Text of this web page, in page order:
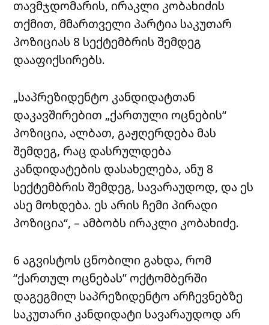
თავმჯდომარის, ირაკლი კობახიძის
თქმით, მმართველი პარტია საკუთარ
პოზიციას 8 სექტემბრის შემდეგ
დააფიქსირებს.
„საპრეზიდენტო კანდიდატთან
დაკავშირები​თ „ქართული ოცნების“
პოზიცია, ალბათ, გაჟღერდება მას
შემდეგ, რაც დასრულდება
კანდიდატების დასახელება, ანუ 8
სექტემბრის შემდეგ, სავარაუდოდ, და ეს
ასე მოხდება. ეს არის ჩემი პირადი
პოზიცია“, – ამბობს ირაკლი კობახიძე.
6 აგვისტოს ცნობილი გახდა, რომ
“ქართულ ოცნებას” ოქტომბერში
დაგეგმილ საპრეზიდენტო არჩევნებზე
საკუთარი კანდიდატი სავარაუდოდ არ